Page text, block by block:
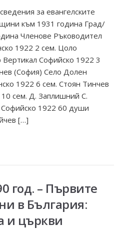
за евангелските
към 1931 година Град/
Членове Ръководител
1922 2 сем. Цоло
Софийско 1922 3
(София) Село Долен
1922 6 сем. Стоян Тинчев
сем. Д. Заплишний С.
1922 60 души
[…]
год. – Първите
в България:
и църкви